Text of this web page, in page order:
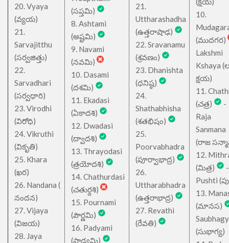
20. Vyaya
(వ్యయ)
21.
Sarvajitthu
(సర్వజిత్తు)
22.
Sarvadhari
(సర్వధారి)
23. Virodhi
(విరోధి)
24. Vikruthi
(వికృతి)
25. Khara
(ఖర)
26. Nandana (
నందన)
27. Vijaya
(విజయ)
28. Jaya
(సప్తమి)
8. Ashtami
(అష్టమి)
9. Navami
(నవమి)
10. Dasami
(దశమి)
11. Ekadasi
(ఏకాదశి)
12. Dwadasi
(ద్వాదశి)
13. Thrayodasi
(త్రయోదశి)
14. Chathurdasi
(చతుర్దశి)
15. Pournami
(పౌర్ణమి)
16. Padyami
(పాడ్యమి)
21.
Uttharashadha
(ఉత్తరాషాఢ)
22. Sravanamu
(శ్రవణం)
23. Dhanishta
(ధనిష్ఠ)
24.
Shathabhisha
(శతభిషం)
25.
Poorvabhadra
(పూర్వాభాద్ర)
26.
Uttharabhadra
(ఉత్తరాభాద్ర)
27. Revathi
(రేవతి)
10.
(ముదగర)
Lakshmi
Kshaya
క్షయ)
11.
(చత్ర)
-
Raja
Sanmana
(రాజ
12.
(మిత్ర)
-
Pushti
13.
(మానస)
(సుభాగ్య)